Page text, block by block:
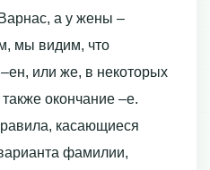
а у жены –
мы видим, что
или же, в некоторых
окончание –е.
касающиеся
фамилии,